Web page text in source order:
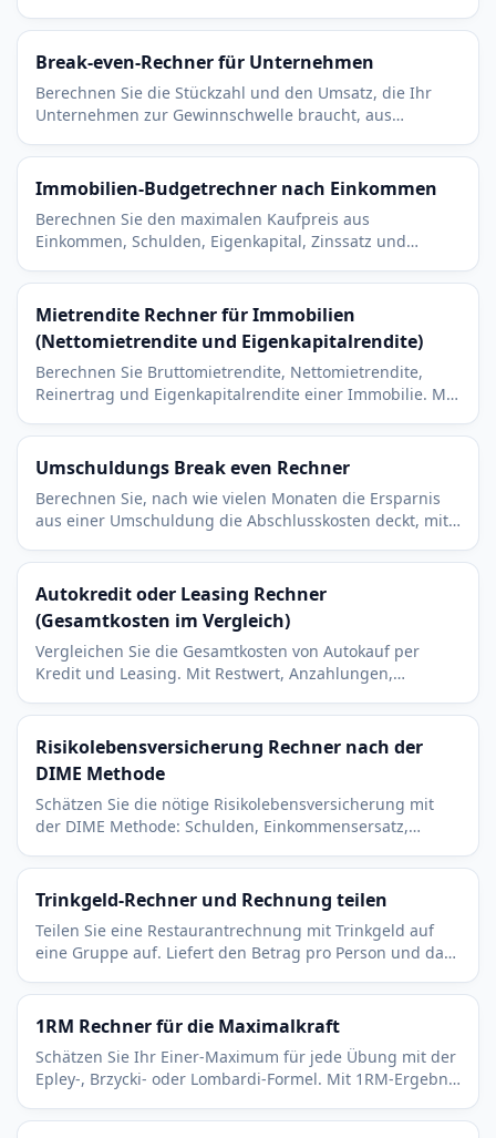
Echtzeit anpassen.
Break-even-Rechner für Unternehmen
Berechnen Sie die Stückzahl und den Umsatz, die Ihr
Unternehmen zur Gewinnschwelle braucht, aus
Immobilien-Budgetrechner nach Einkommen
Berechnen Sie den maximalen Kaufpreis aus
Einkommen, Schulden, Eigenkapital, Zinssatz und
und Versicherung.
Mietrendite Rechner für Immobilien
(Nettomietrendite und Eigenkapitalrendite)
Berechnen Sie Bruttomietrendite, Nettomietrendite,
Reinertrag und Eigenkapitalrendite einer Immobilie. Mit
Umschuldungs Break even Rechner
Berechnen Sie, nach wie vielen Monaten die Ersparnis
aus einer Umschuldung die Abschlusskosten deckt, mit
Autokredit oder Leasing Rechner
(Gesamtkosten im Vergleich)
Vergleichen Sie die Gesamtkosten von Autokauf per
Kredit und Leasing. Mit Restwert, Anzahlungen,
Überblick.
Risikolebensversicherung Rechner nach der
DIME Methode
Schätzen Sie die nötige Risikolebensversicherung mit
der DIME Methode: Schulden, Einkommensersatz,
Bestattungskosten.
Trinkgeld-Rechner und Rechnung teilen
Teilen Sie eine Restaurantrechnung mit Trinkgeld auf
eine Gruppe auf. Liefert den Betrag pro Person und das
1RM Rechner für die Maximalkraft
Schätzen Sie Ihr Einer-Maximum für jede Übung mit der
Epley-, Brzycki- oder Lombardi-Formel. Mit 1RM-Ergebnis